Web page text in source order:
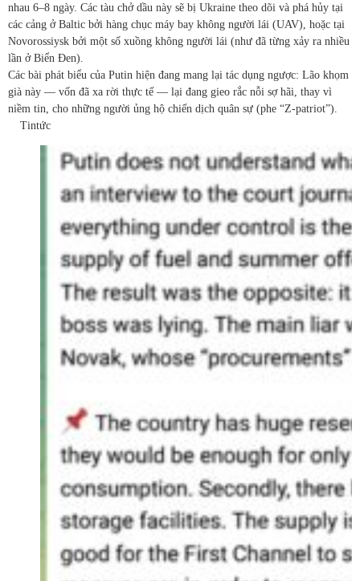
nhau 6–8 ngày. Các tàu chở dầu này sẽ bị Ukraine theo dõi và phá hủy tại
các cảng ở Baltic bởi hàng chục máy bay không người lái (UAV), hoặc tại
Novorossiysk bởi một số xuồng không người lái (như đã từng xảy ra nhiều
lần ở Biển Đen).
Các bài phát biểu của Putin hiện đang mang lại tác dụng ngược: Lão khọm
già này — vốn đã xa rời thực tế — lại đang gieo rắc nỗi sợ hãi, thay vì
niềm tin, cho những người ủng hộ chiến dịch quân sự (phe “Z-patriot”).
Tintức